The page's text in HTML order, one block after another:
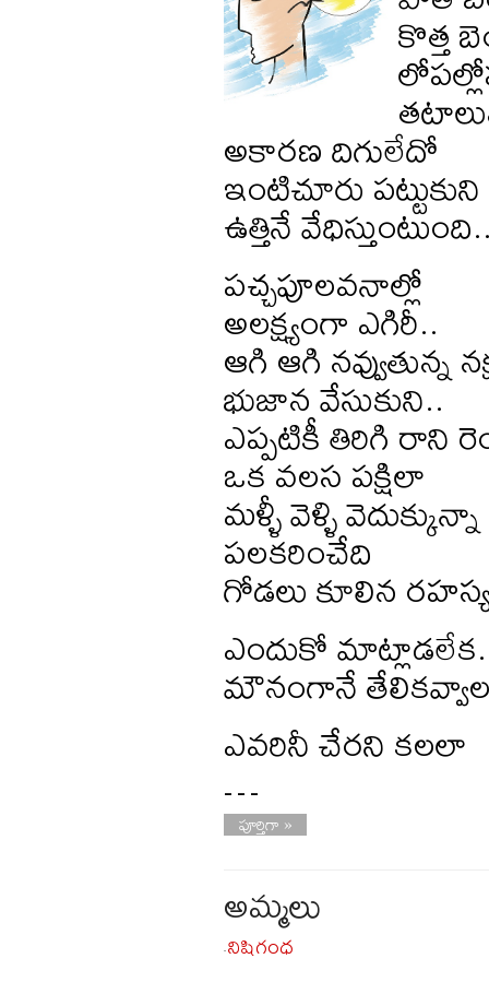
కొత్త
అకారణ దిగులేదో
ఇంటిచూరు
ఉత్తినే
పచ్చపూలవనాల్లో
అలక్ష్యంగా ఎగిరీ..
ఆగి ఆగి నవ్వుతున్న
భుజాన వేసుకుని..
ఎప్పటికీ తిరిగి రాని
ఒక వలస పక్షిలా
మళ్ళీ వెళ్ళి వెదుక్కున్నా
పలకరించేది
గోడలు కూలిన
ఎందుకో
మౌనంగానే
ఎవరినీ చేరని కలలా
…
పూర్తిగా »
అమ్మలు
-నిషిగంధ